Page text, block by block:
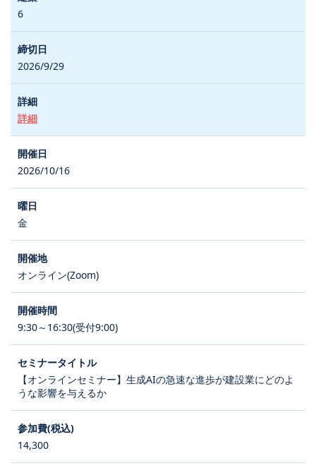
6
2026/9/29
詳細
2026/10/16
金
オンライン(Zoom)
9:30～16:30(受付9:00)
【オンラインセミナー】生成AIの急速な進歩が建設業にどのよ
うな影響を与えるか
14,300